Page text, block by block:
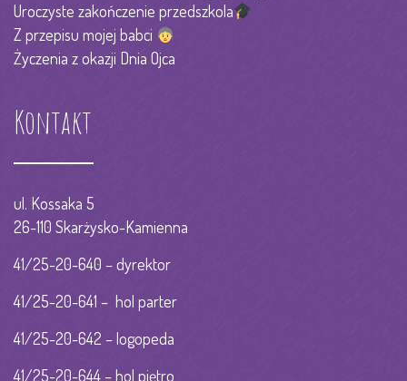
Uroczyste zakończenie przedszkola
Z przepisu mojej babci
Życzenia z okazji Dnia Ojca
Kontakt
ul. Kossaka 5
26-110 Skarżysko-Kamienna
41/25-20-640 – dyrektor
41/25-20-641 – hol parter
41/25-20-642 – logopeda
41/25-20-644 – hol piętro